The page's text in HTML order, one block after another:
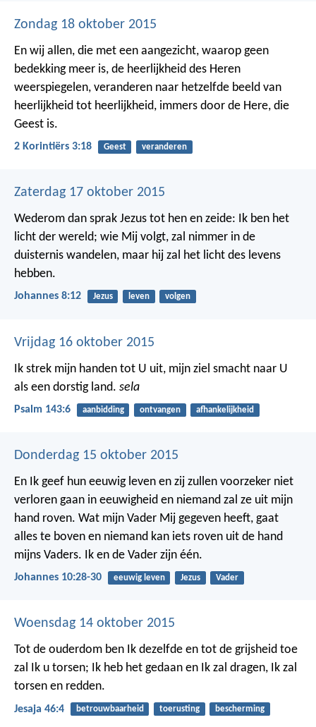
Zondag 18 oktober 2015
En wij allen, die met een aangezicht, waarop geen
bedekking meer is, de heerlijkheid des Heren
weerspiegelen, veranderen naar hetzelfde beeld van
heerlijkheid tot heerlijkheid, immers door de Here, die
Geest is.
2 Korintiërs 3:18 Geest veranderen
Zaterdag 17 oktober 2015
Wederom dan sprak Jezus tot hen en zeide: Ik ben het
licht der wereld; wie Mij volgt, zal nimmer in de
duisternis wandelen, maar hij zal het licht des levens
hebben.
Johannes 8:12 Jezus leven volgen
Vrijdag 16 oktober 2015
Ik strek mijn handen tot U uit, mijn ziel smacht naar U
als een dorstig land. sela
Psalm 143:6 aanbidding ontvangen afhankelijkheid
Donderdag 15 oktober 2015
En Ik geef hun eeuwig leven en zij zullen voorzeker niet
verloren gaan in eeuwigheid en niemand zal ze uit mijn
hand roven. Wat mijn Vader Mij gegeven heeft, gaat
alles te boven en niemand kan iets roven uit de hand
mijns Vaders. Ik en de Vader zijn één.
Johannes 10:28-30 eeuwig leven Jezus Vader
Woensdag 14 oktober 2015
Tot de ouderdom ben Ik dezelfde en tot de grijsheid toe
zal Ik u torsen; Ik heb het gedaan en Ik zal dragen, Ik zal
torsen en redden.
Jesaja 46:4 betrouwbaarheid toerusting bescherming